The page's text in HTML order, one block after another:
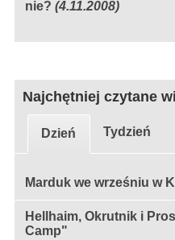
nie? (4.11.2008)
Najchętniej czytane
Dzień Tydzień
Marduk we wrześniu w
Hellhaim, Okrutnik i
Camp"